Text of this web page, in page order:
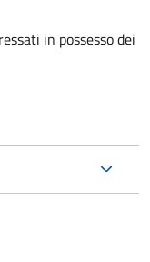
in possesso dei